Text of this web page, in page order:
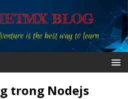
trong Nodejs